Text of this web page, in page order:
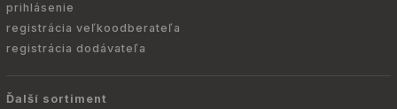
prihlásenie
registrácia veľkoodberateľa
registrácia dodávateľa
Ďalší sortiment